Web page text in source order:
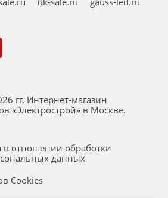
гг. Интернет-магазин
«Электрострой» в Москве.
в отношении обработки
данных
Cookies